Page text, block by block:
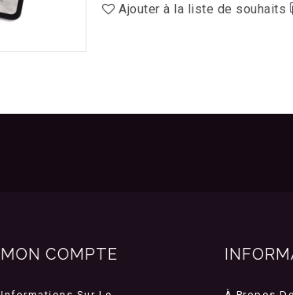
Ajouter à la liste de souhaits
MON COMPTE